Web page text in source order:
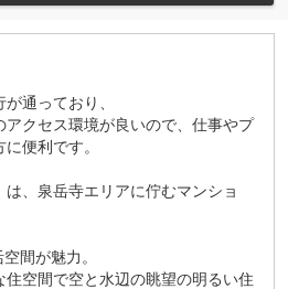
通っており、
クセス環境が良いので、仕事やプ
便利です。
、泉岳寺エリアに佇むマンショ
間が魅力。
空間で空と水辺の眺望の明るい住